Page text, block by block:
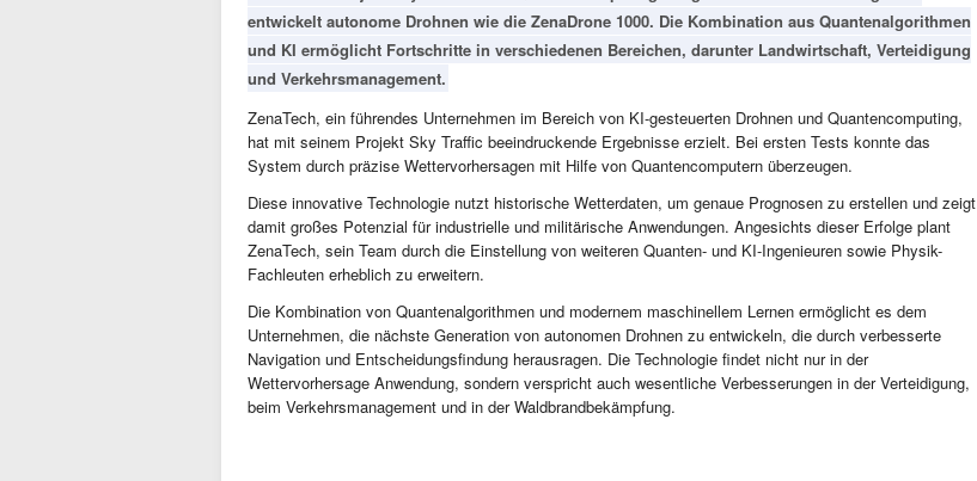
entwickelt autonome Drohnen wie die ZenaDrone 1000. Die Kombination aus Quantenalgorithmen
und KI ermöglicht Fortschritte in verschiedenen Bereichen, darunter Landwirtschaft, Verteidigung
und Verkehrsmanagement.
ZenaTech, ein führendes Unternehmen im Bereich von KI-gesteuerten Drohnen und Quantencomputing,
hat mit seinem Projekt Sky Traffic beeindruckende Ergebnisse erzielt. Bei ersten Tests konnte das
System durch präzise Wettervorhersagen mit Hilfe von Quantencomputern überzeugen.
Diese innovative Technologie nutzt historische Wetterdaten, um genaue Prognosen zu erstellen und zeigt
damit großes Potenzial für industrielle und militärische Anwendungen. Angesichts dieser Erfolge plant
ZenaTech, sein Team durch die Einstellung von weiteren Quanten- und KI-Ingenieuren sowie Physik-
Fachleuten erheblich zu erweitern.
Die Kombination von Quantenalgorithmen und modernem maschinellem Lernen ermöglicht es dem
Unternehmen, die nächste Generation von autonomen Drohnen zu entwickeln, die durch verbesserte
Navigation und Entscheidungsfindung herausragen. Die Technologie findet nicht nur in der
Wettervorhersage Anwendung, sondern verspricht auch wesentliche Verbesserungen in der Verteidigung,
beim Verkehrsmanagement und in der Waldbrandbekämpfung.